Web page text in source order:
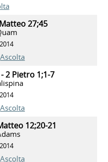
27;45
Ascolta
2 Pietro 1;1-7
Ascolta
12;20-21
Ascolta